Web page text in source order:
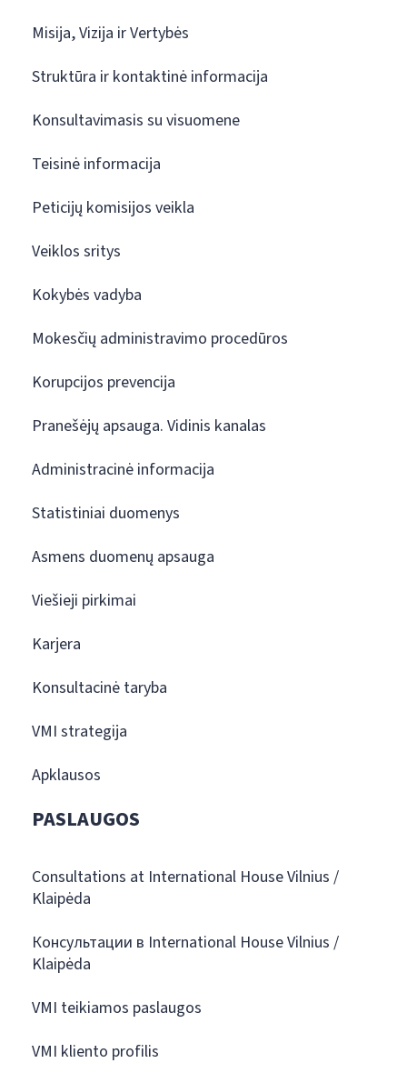
Misija, Vizija ir Vertybės
Struktūra ir kontaktinė informacija
Konsultavimasis su visuomene
Teisinė informacija
Peticijų komisijos veikla
Veiklos sritys
Kokybės vadyba
Mokesčių administravimo procedūros
Korupcijos prevencija
Pranešėjų apsauga. Vidinis kanalas
Administracinė informacija
Statistiniai duomenys
Asmens duomenų apsauga
Viešieji pirkimai
Karjera
Konsultacinė taryba
VMI strategija
Apklausos
PASLAUGOS
Consultations at International House Vilnius /
Klaipėda
Консультации в International House Vilnius /
Klaipėda
VMI teikiamos paslaugos
VMI kliento profilis